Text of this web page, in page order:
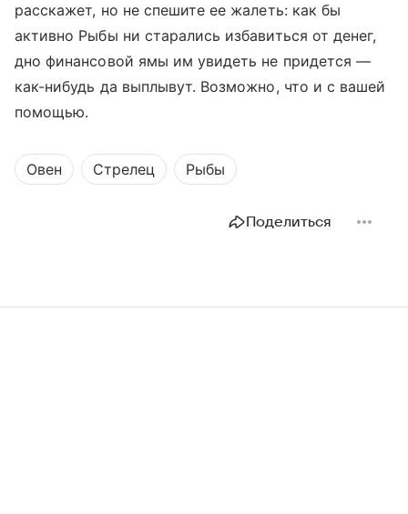
расскажет, но не спешите ее жалеть: как бы
активно Рыбы ни старались избавиться от денег,
дно финансовой ямы им увидеть не придется —
как-нибудь да выплывут. Возможно, что и с вашей
помощью.
Овен Стрелец Рыбы
Поделиться